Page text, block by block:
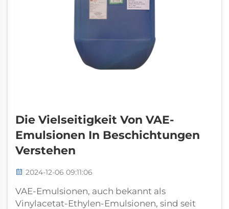
Die Vielseitigkeit Von VAE-
Emulsionen In Beschichtungen
Verstehen
2024-12-06 09:11:06
VAE-Emulsionen, auch bekannt als
Vinylacetat-Ethylen-Emulsionen, sind seit